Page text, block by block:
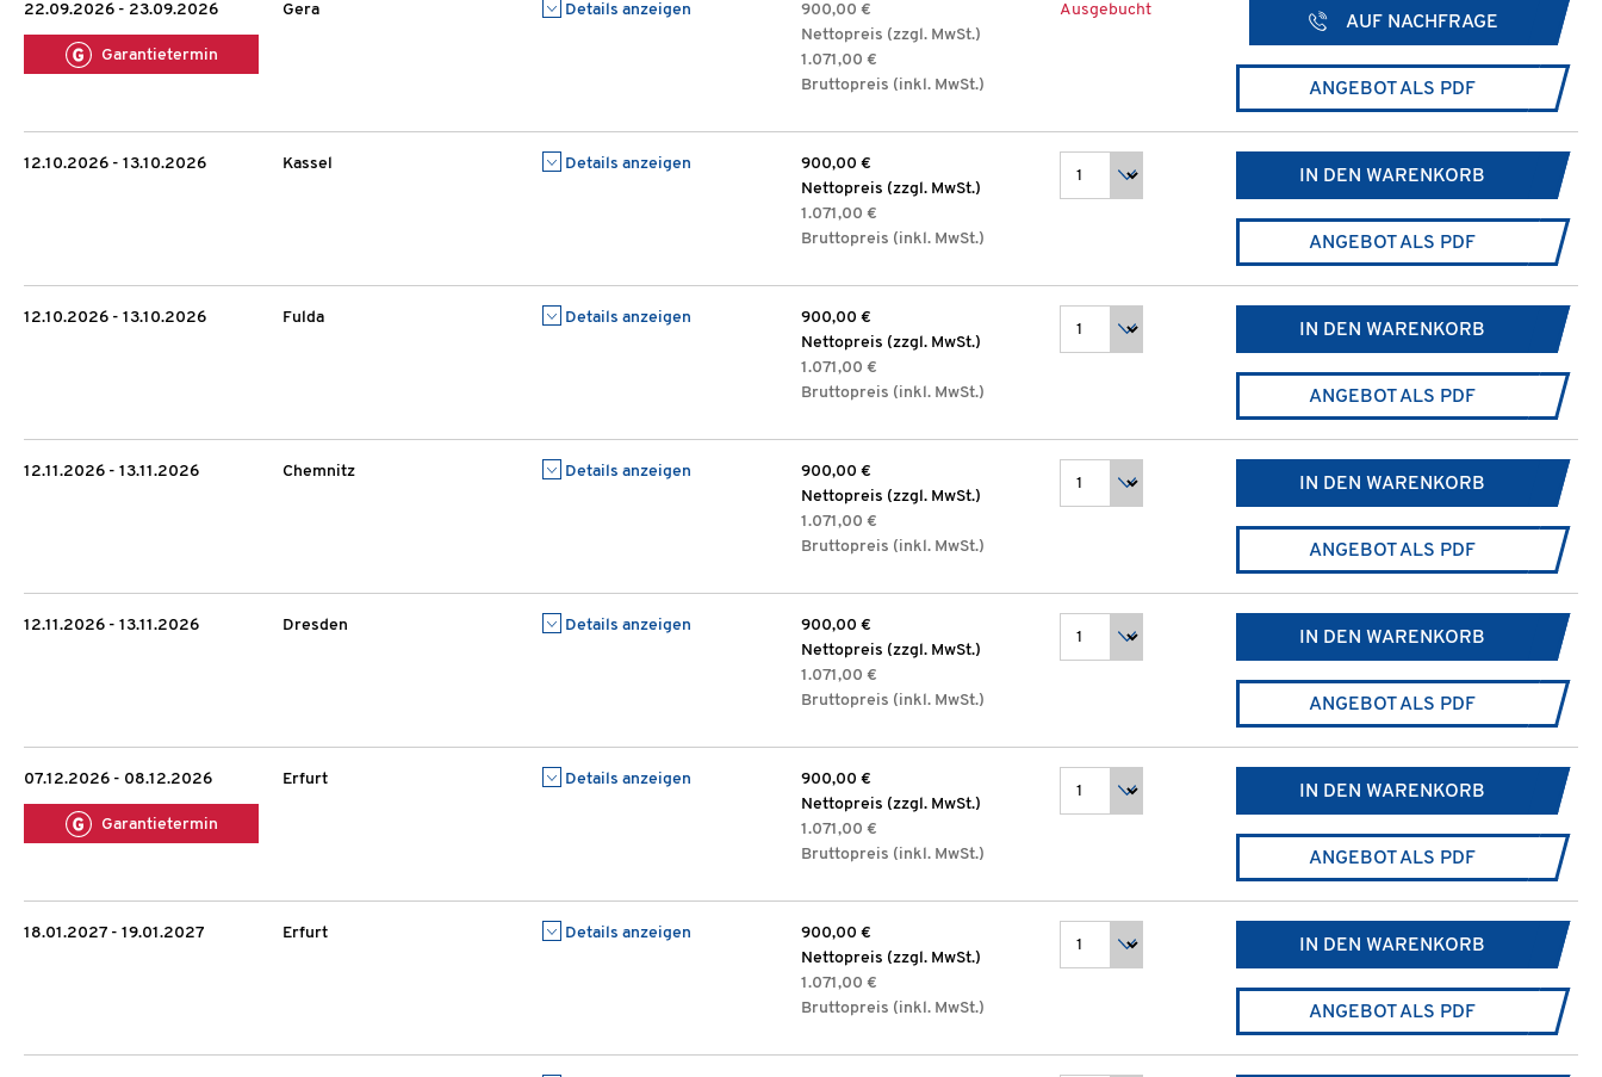
22.09.2026 - 23.09.2026
Garantietermin
Gera Details anzeigen
900,00 €
Nettopreis (zzgl. MwSt.)
1.071,00 €
Bruttopreis (inkl. MwSt.)
Ausgebucht
AUF NACHFRAGE
ANGEBOT ALS PDF
12.10.2026 - 13.10.2026 Kassel Details anzeigen
900,00 €
Nettopreis (zzgl. MwSt.)
1.071,00 €
Bruttopreis (inkl. MwSt.)
IN DEN WARENKORB
ANGEBOT ALS PDF
12.10.2026 - 13.10.2026 Fulda Details anzeigen
900,00 €
Nettopreis (zzgl. MwSt.)
1.071,00 €
Bruttopreis (inkl. MwSt.)
IN DEN WARENKORB
ANGEBOT ALS PDF
12.11.2026 - 13.11.2026 Chemnitz Details anzeigen
900,00 €
Nettopreis (zzgl. MwSt.)
1.071,00 €
Bruttopreis (inkl. MwSt.)
IN DEN WARENKORB
ANGEBOT ALS PDF
12.11.2026 - 13.11.2026 Dresden Details anzeigen
900,00 €
Nettopreis (zzgl. MwSt.)
1.071,00 €
Bruttopreis (inkl. MwSt.)
IN DEN WARENKORB
ANGEBOT ALS PDF
07.12.2026 - 08.12.2026
Garantietermin
Erfurt Details anzeigen
900,00 €
Nettopreis (zzgl. MwSt.)
1.071,00 €
Bruttopreis (inkl. MwSt.)
IN DEN WARENKORB
ANGEBOT ALS PDF
18.01.2027 - 19.01.2027 Erfurt Details anzeigen
900,00 €
Nettopreis (zzgl. MwSt.)
1.071,00 €
Bruttopreis (inkl. MwSt.)
IN DEN WARENKORB
ANGEBOT ALS PDF